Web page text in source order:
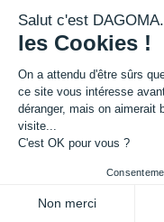
Protégez votre imprimante
conservation de la
Compatible avec les
Salut c'est
les Cookies !
On a attendu d'être sûrs
ce site vous intéresse
déranger, mais on aimerait
visite...
C'est OK pour vous ?
Non merci